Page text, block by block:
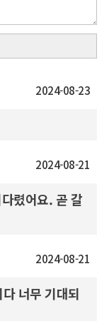
2024-08-23
2024-08-21
렸어요. 곧 갈
2024-08-21
너무 기대되